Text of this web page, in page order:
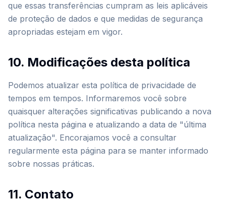
que essas transferências cumpram as leis aplicáveis
de proteção de dados e que medidas de segurança
apropriadas estejam em vigor.
10. Modificações desta política
Podemos atualizar esta política de privacidade de
tempos em tempos. Informaremos você sobre
quaisquer alterações significativas publicando a nova
política nesta página e atualizando a data de "última
atualização". Encorajamos você a consultar
regularmente esta página para se manter informado
sobre nossas práticas.
11. Contato